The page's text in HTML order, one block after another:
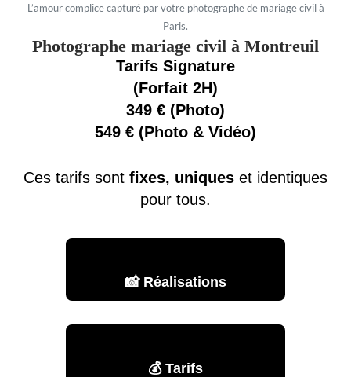
L’amour complice capturé par votre photographe de mariage civil à
Paris.
Photographe mariage civil à Montreuil
Tarifs Signature
(Forfait 2H)
349 € (Photo)
549 € (Photo & Vidéo)
Ces tarifs sont fixes, uniques et identiques
pour tous.
📸 Réalisations
💰 Tarifs